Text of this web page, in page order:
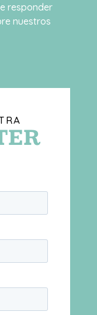
responder
nuestros